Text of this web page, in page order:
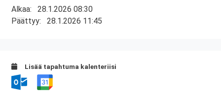
Alkaa: 28.1.2026 08:30
Päättyy: 28.1.2026 11:45
Lisää tapahtuma kalenteriisi